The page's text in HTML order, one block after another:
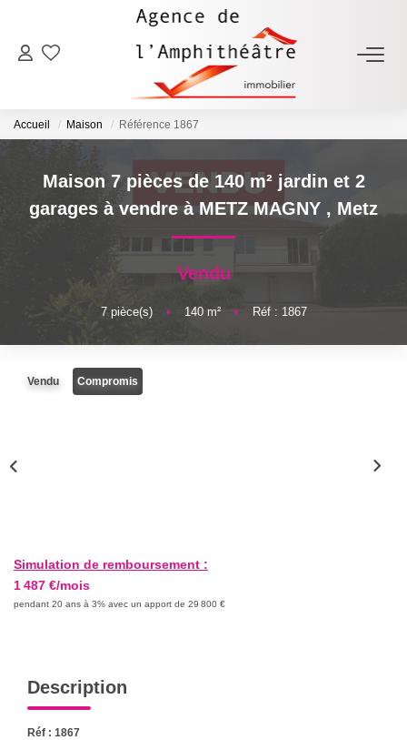
ACHETER
ESTIMER
FAIRE GÉRER
NOTRE AGENCE
Accueil Maison Référence 1867
Maison 7 pièces de 140 m² jardin et 2
garages à vendre à METZ MAGNY , Metz
Vendu
7pièce(s) • 140m² • Réf : 1867
Vendu Compromis
Simulation de remboursement :
1 487 €/mois
pendant 20 ans à 3% avec un apport de 29 800 €
Description
Réf : 1867